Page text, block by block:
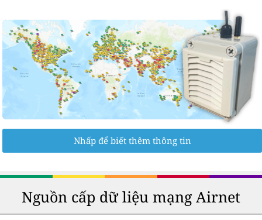
Nhấp để biết thêm thông tin
Nguồn cấp dữ liệu mạng Airnet